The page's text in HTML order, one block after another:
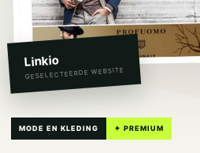
Linkio
GESELECTEERDE WEBSITE
MODE EN KLEDING ✦ PREMIUM